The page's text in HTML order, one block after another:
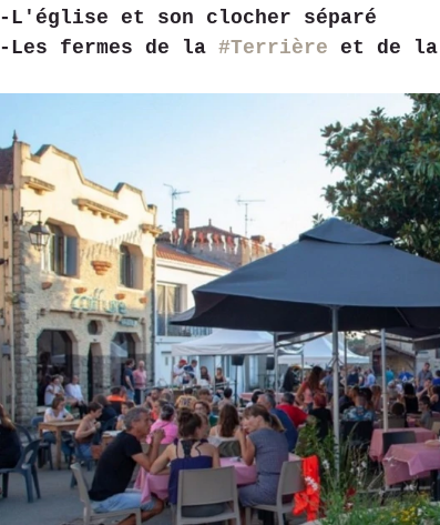
-L'église et son clocher séparé
-Les fermes de la #Terrière et de la